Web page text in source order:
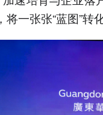
一张张“蓝图”转